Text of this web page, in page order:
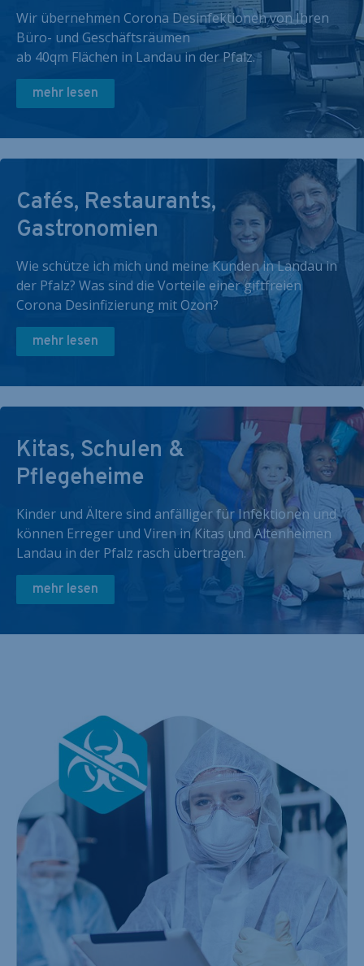
Wir übernehmen Corona Desinfektionen von Ihren
Büro- und Geschäftsräumen
ab 40qm Flächen in Landau in der Pfalz.
mehr lesen
Cafés, Restaurants,
Gastronomien
Wie schütze ich mich und meine Kunden in Landau in
der Pfalz? Was sind die Vorteile einer giftfreien
Corona Desinfizierung mit Ozon?
mehr lesen
Kitas, Schulen &
Pflegeheime
Kinder und Ältere sind anfälliger für Infektionen und
können Erreger und Viren in Kitas und Altenheimen
Landau in der Pfalz rasch übertragen.
mehr lesen